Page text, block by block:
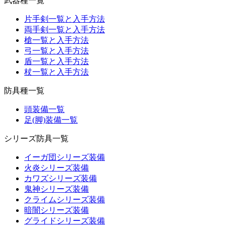
片手剣一覧と入手方法
両手剣一覧と入手方法
槍一覧と入手方法
弓一覧と入手方法
盾一覧と入手方法
杖一覧と入手方法
防具種一覧
頭装備一覧
足(脚)装備一覧
シリーズ防具一覧
イーガ団シリーズ装備
火炎シリーズ装備
カワズシリーズ装備
鬼神シリーズ装備
クライムシリーズ装備
暗闇シリーズ装備
グライドシリーズ装備